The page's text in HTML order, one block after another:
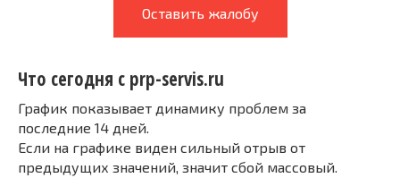
Оставить жалобу
Что сегодня с prp-servis.ru
График показывает динамику проблем за
последние 14 дней.
Если на графике виден сильный отрыв от
предыдущих значений, значит сбой массовый.